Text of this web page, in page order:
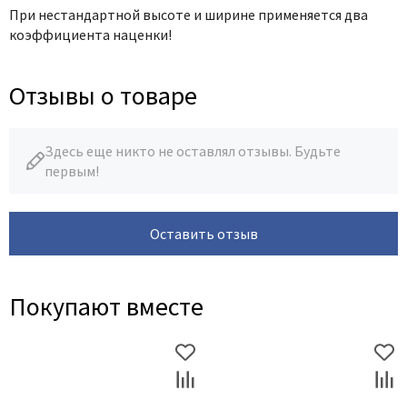
При нестандартной высоте и ширине применяется два
коэффициента наценки!
Отзывы о товаре
Здесь еще никто не оставлял отзывы. Будьте
первым!
Оставить отзыв
Покупают вместе